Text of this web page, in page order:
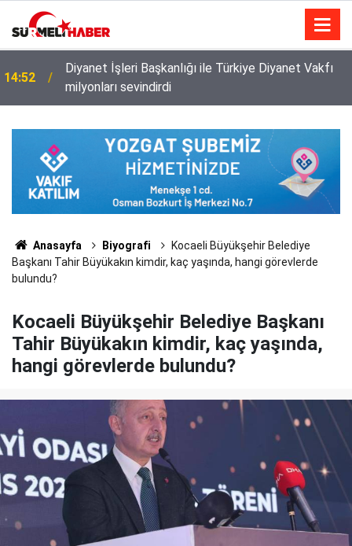
14:52
Diyanet İşleri Başkanlığı ile Türkiye Diyanet Vakfı
milyonları sevindirdi
Anasayfa Biyografi
Kocaeli Büyükşehir Belediye
Başkanı Tahir Büyükakın kimdir, kaç yaşında, hangi görevlerde
bulundu?
Kocaeli Büyükşehir Belediye Başkanı
Tahir Büyükakın kimdir, kaç yaşında,
hangi görevlerde bulundu?